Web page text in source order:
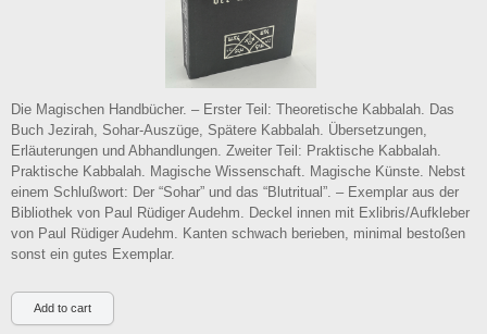
Die Magischen Handbücher. – Erster Teil: Theoretische Kabbalah. Das
Buch Jezirah, Sohar-Auszüge, Spätere Kabbalah. Übersetzungen,
Erläuterungen und Abhandlungen. Zweiter Teil: Praktische Kabbalah.
Praktische Kabbalah. Magische Wissenschaft. Magische Künste. Nebst
einem Schlußwort: Der “Sohar” und das “Blutritual”. – Exemplar aus der
Bibliothek von Paul Rüdiger Audehm. Deckel innen mit Exlibris/Aufkleber
von Paul Rüdiger Audehm. Kanten schwach berieben, minimal bestoßen
sonst ein gutes Exemplar.